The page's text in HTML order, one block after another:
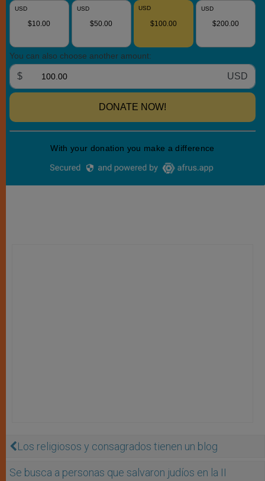
Los religiosos y consagrados tienen un blog
Se busca a personas que salvaron judíos en la II